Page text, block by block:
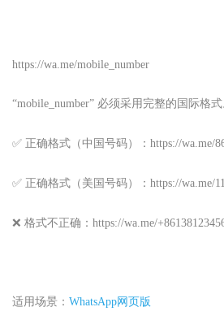
https://wa.me/mobile_number
“mobile_number” 必须采用完整的国际格式
✅ 正确格式（中国号码）：https://wa.me/
✅ 正确格式（美国号码）：https://wa.me/
❌ 格式不正确：https://wa.me/
适用场景： WhatsApp网页版